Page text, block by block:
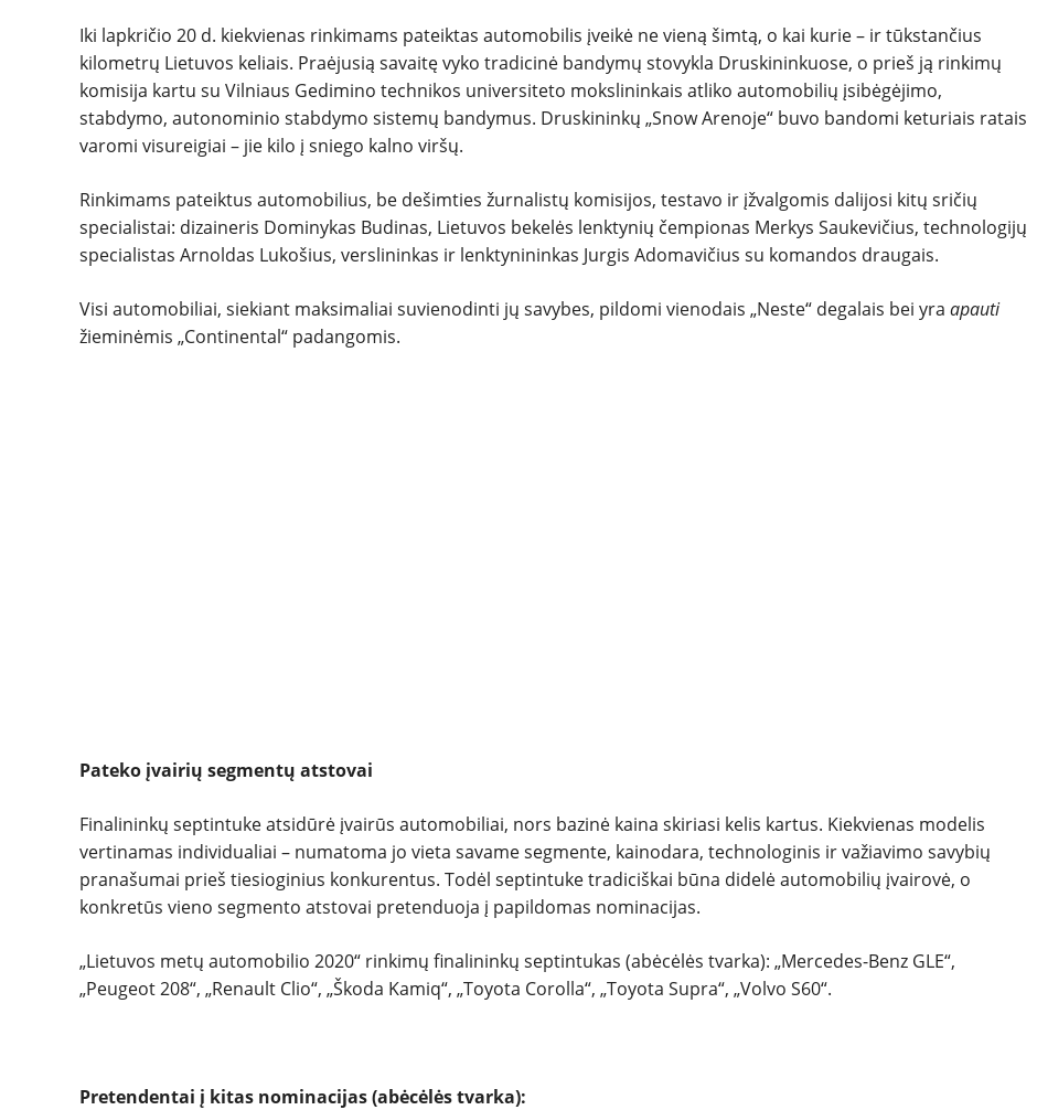
ĮVAIRENYBĖS
Iki lapkričio 20 d. kiekvienas rinkimams pateiktas automobilis įveikė ne vieną šimtą, o kai kurie – ir tūkstančius
kilometrų Lietuvos keliais. Praėjusią savaitę vyko tradicinė bandymų stovykla Druskininkuose, o prieš ją rinkimų
komisija kartu su Vilniaus Gedimino technikos universiteto mokslininkais atliko automobilių įsibėgėjimo,
stabdymo, autonominio stabdymo sistemų bandymus. Druskininkų „Snow Arenoje“ buvo bandomi keturiais ratais
varomi visureigiai – jie kilo į sniego kalno viršų.
Rinkimams pateiktus automobilius, be dešimties žurnalistų komisijos, testavo ir įžvalgomis dalijosi kitų sričių
specialistai: dizaineris Dominykas Budinas, Lietuvos bekelės lenktynių čempionas Merkys Saukevičius, technologijų
specialistas Arnoldas Lukošius, verslininkas ir lenktynininkas Jurgis Adomavičius su komandos draugais.
Visi automobiliai, siekiant maksimaliai suvienodinti jų savybes, pildomi vienodais „Neste“ degalais bei yra apauti
žieminėmis „Continental“ padangomis.
Pateko įvairių segmentų atstovai
Finalininkų septintuke atsidūrė įvairūs automobiliai, nors bazinė kaina skiriasi kelis kartus. Kiekvienas modelis
vertinamas individualiai – numatoma jo vieta savame segmente, kainodara, technologinis ir važiavimo savybių
pranašumai prieš tiesioginius konkurentus. Todėl septintuke tradiciškai būna didelė automobilių įvairovė, o
konkretūs vieno segmento atstovai pretenduoja į papildomas nominacijas.
„Lietuvos metų automobilio 2020“ rinkimų finalininkų septintukas (abėcėlės tvarka): „Mercedes-Benz GLE“,
„Peugeot 208“, „Renault Clio“, „Škoda Kamiq“, „Toyota Corolla“, „Toyota Supra“, „Volvo S60“.
Pretendentai į kitas nominacijas (abėcėlės tvarka):